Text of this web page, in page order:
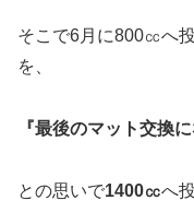
そこで6月に800㏄へ
を、
『最後のマット交換
との思いで1400㏄へ